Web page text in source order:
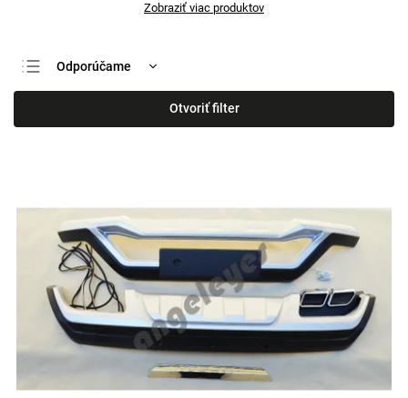
Zobraziť viac produktov
Odporúčame
Najlacnejšie
Najdrahšie
Otvoriť filter